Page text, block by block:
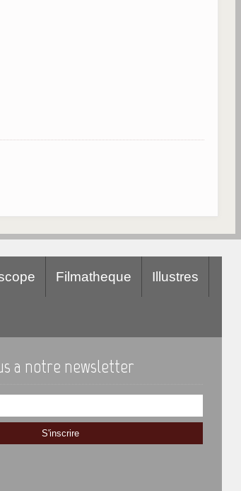
Filmatheque Illustres
a notre newsletter
S'inscrire